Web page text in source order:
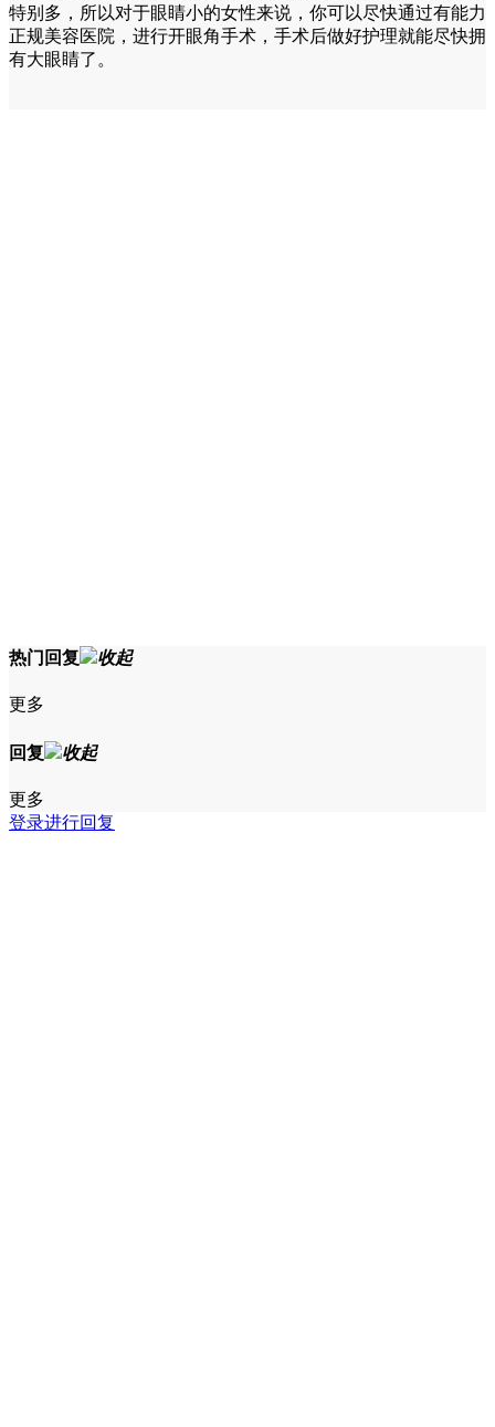
特别多，所以对于眼睛小的女性来说，你可以尽快通过有能力
正规美容医院，进行开眼角手术，手术后做好护理就能尽快拥
有大眼睛了。
热门回复 收起
更多
回复 收起
更多
登录进行回复